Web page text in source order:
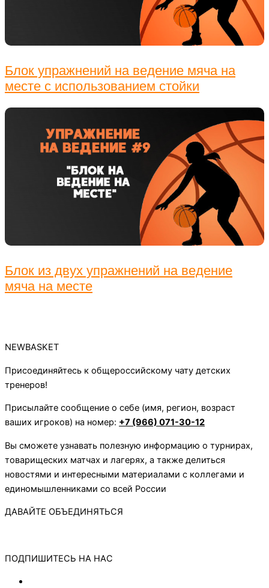
Блок упражнений на ведение мяча на
месте с использованием стойки
Блок из двух упражнений на ведение
мяча на месте
NEWBASKET
Присоединяйтесь к общероссийскому чату детских
тренеров!
Присылайте сообщение о себе (имя, регион, возраст
ваших игроков) на номер: +7 (966) 071-30-12
Вы сможете узнавать полезную информацию о турнирах,
товарищеских матчах и лагерях, а также делиться
новостями и интересными материалами с коллегами и
единомышленниками со всей России
ДАВАЙТЕ ОБЪЕДИНЯТЬСЯ
ПОДПИШИТЕСЬ НА НАС